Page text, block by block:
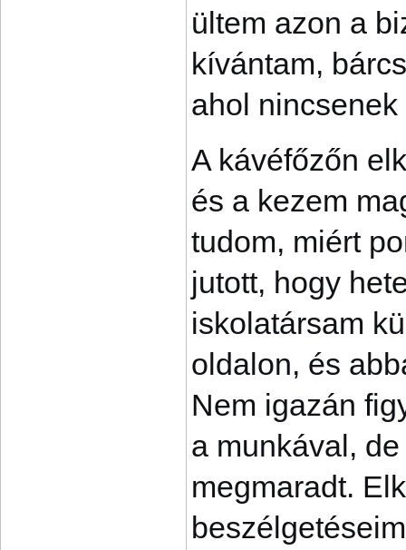
ültem azon a
kívántam,
ahol
A kávéfőzőn
és a kezem
tudom, miért
jutott, hogy
iskolatársam
oldalon, és
Nem igazán
a munkával,
megmaradt.